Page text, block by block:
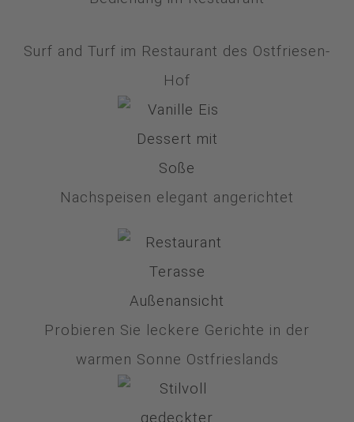
Surf and Turf im Restaurant des Ostfriesen-
Hof
Nachspeisen elegant angerichtet
Probieren Sie leckere Gerichte in der
warmen Sonne Ostfrieslands